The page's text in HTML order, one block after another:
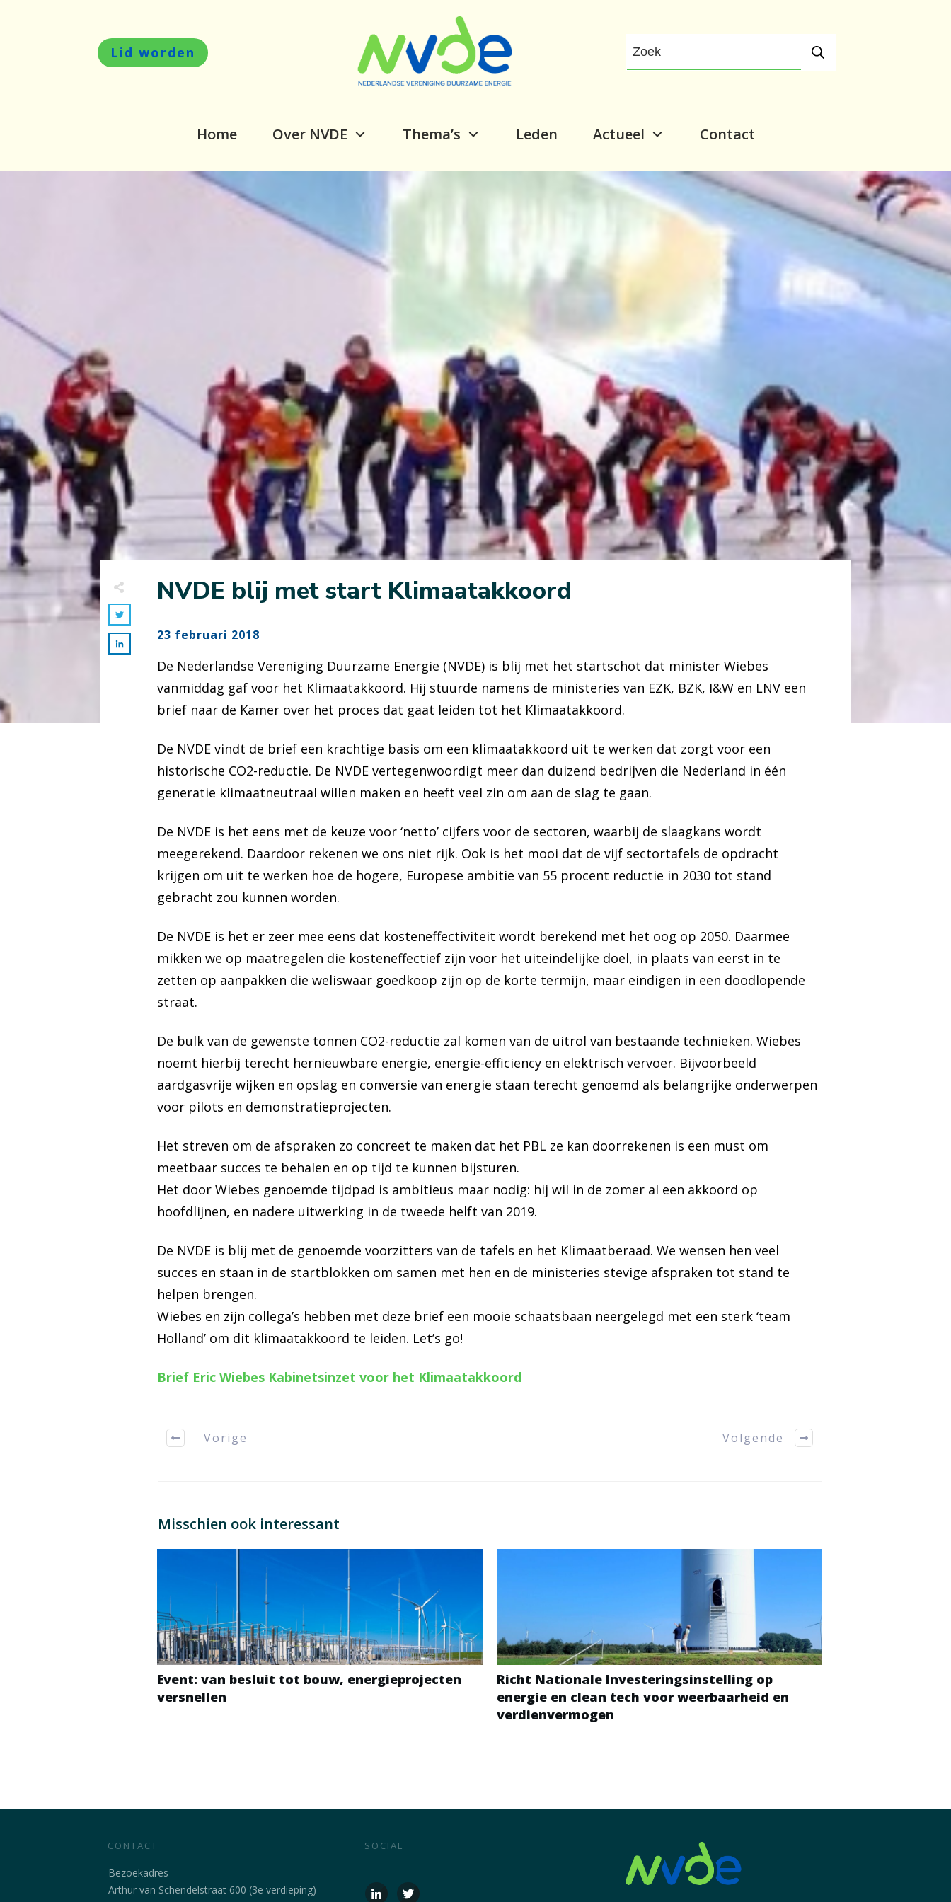
Lid worden
Home Over NVDE Thema’s Leden Actueel Contact
NVDE blij met start Klimaatakkoord
23 februari 2018
De Nederlandse Vereniging Duurzame Energie (NVDE) is blij met het startschot dat minister Wiebes
vanmiddag gaf voor het Klimaatakkoord. Hij stuurde namens de ministeries van EZK, BZK, I&W en LNV een
brief naar de Kamer over het proces dat gaat leiden tot het Klimaatakkoord.
De NVDE vindt de brief een krachtige basis om een klimaatakkoord uit te werken dat zorgt voor een
historische CO2-reductie. De NVDE vertegenwoordigt meer dan duizend bedrijven die Nederland in één
generatie klimaatneutraal willen maken en heeft veel zin om aan de slag te gaan.
De NVDE is het eens met de keuze voor ‘netto’ cijfers voor de sectoren, waarbij de slaagkans wordt
meegerekend. Daardoor rekenen we ons niet rijk. Ook is het mooi dat de vijf sectortafels de opdracht
krijgen om uit te werken hoe de hogere, Europese ambitie van 55 procent reductie in 2030 tot stand
gebracht zou kunnen worden.
De NVDE is het er zeer mee eens dat kosteneffectiviteit wordt berekend met het oog op 2050. Daarmee
mikken we op maatregelen die kosteneffectief zijn voor het uiteindelijke doel, in plaats van eerst in te
zetten op aanpakken die weliswaar goedkoop zijn op de korte termijn, maar eindigen in een doodlopende
straat.
De bulk van de gewenste tonnen CO2-reductie zal komen van de uitrol van bestaande technieken. Wiebes
noemt hierbij terecht hernieuwbare energie, energie-efficiency en elektrisch vervoer. Bijvoorbeeld
aardgasvrije wijken en opslag en conversie van energie staan terecht genoemd als belangrijke onderwerpen
voor pilots en demonstratieprojecten.
Het streven om de afspraken zo concreet te maken dat het PBL ze kan doorrekenen is een must om
meetbaar succes te behalen en op tijd te kunnen bijsturen.
Het door Wiebes genoemde tijdpad is ambitieus maar nodig: hij wil in de zomer al een akkoord op
hoofdlijnen, en nadere uitwerking in de tweede helft van 2019.
De NVDE is blij met de genoemde voorzitters van de tafels en het Klimaatberaad. We wensen hen veel
succes en staan in de startblokken om samen met hen en de ministeries stevige afspraken tot stand te
helpen brengen.
Wiebes en zijn collega’s hebben met deze brief een mooie schaatsbaan neergelegd met een sterk ‘team
Holland’ om dit klimaatakkoord te leiden. Let’s go!
Brief Eric Wiebes Kabinetsinzet voor het Klimaatakkoord
Vorige Volgende
Misschien ook interessant
Event: van besluit tot bouw, energieprojecten
versnellen
Richt Nationale Investeringsinstelling op
energie en clean tech voor weerbaarheid en
verdienvermogen
CONTACT
Bezoekadres
Arthur van Schendelstraat 600 (3e verdieping)
SOCIAL